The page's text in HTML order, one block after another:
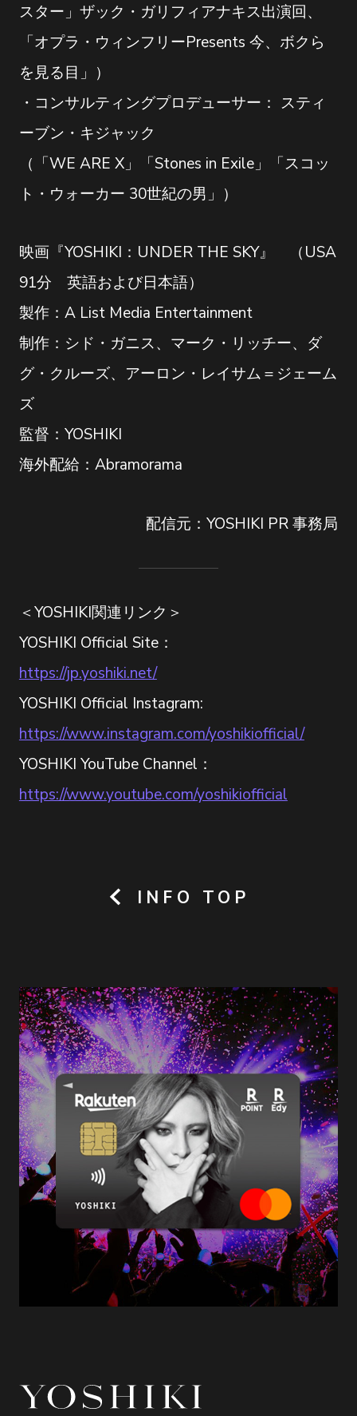
スター」ザック・ガリフィアナキス出演回、
「オプラ・ウィンフリーPresents 今、ボクら
を見る目」）
・コンサルティングプロデューサー： スティ
ーブン・キジャック
（「WE ARE X」「Stones in Exile」「スコッ
ト・ウォーカー 30世紀の男」）
映画『YOSHIKI：UNDER THE SKY』 （USA
91分 英語および日本語）
製作：A List Media Entertainment
制作：シド・ガニス、マーク・リッチー、ダ
グ・クルーズ、アーロン・レイサム＝ジェーム
ズ
監督：YOSHIKI
海外配給：Abramorama
配信元：YOSHIKI PR 事務局
＜YOSHIKI関連リンク＞
YOSHIKI Official Site：
https://jp.yoshiki.net/
YOSHIKI Official Instagram:
https://www.instagram.com/yoshikiofficial/
YOSHIKI YouTube Channel：
https://www.youtube.com/yoshikiofficial
INFO TOP